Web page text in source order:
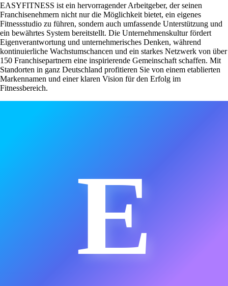
EASYFITNESS ist ein hervorragender Arbeitgeber, der seinen
Franchisenehmern nicht nur die Möglichkeit bietet, ein eigenes
Fitnessstudio zu führen, sondern auch umfassende Unterstützung und
ein bewährtes System bereitstellt. Die Unternehmenskultur fördert
Eigenverantwortung und unternehmerisches Denken, während
kontinuierliche Wachstumschancen und ein starkes Netzwerk von über
150 Franchisepartnern eine inspirierende Gemeinschaft schaffen. Mit
Standorten in ganz Deutschland profitieren Sie von einem etablierten
Markennamen und einer klaren Vision für den Erfolg im
Fitnessbereich.
E